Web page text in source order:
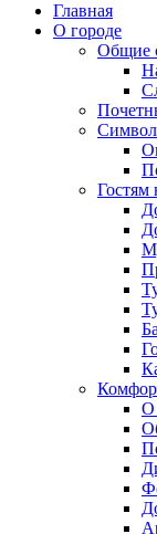
Главная
О городе
Общие
Гостям
О